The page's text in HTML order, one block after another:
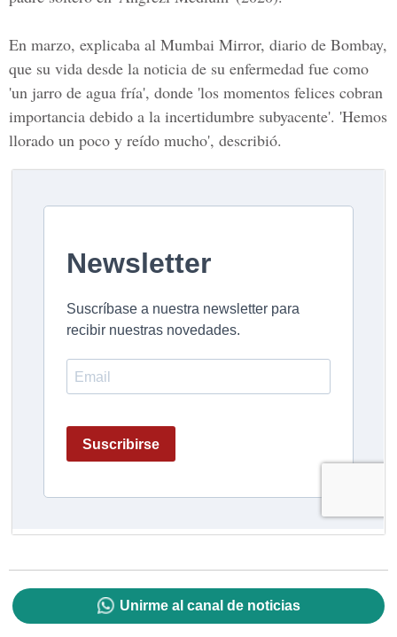
En marzo, explicaba al Mumbai Mirror, diario de Bombay,
que su vida desde la noticia de su enfermedad fue como
'un jarro de agua fría', donde 'los momentos felices cobran
importancia debido a la incertidumbre subyacente'. 'Hemos
llorado un poco y reído mucho', describió.
Unirme al canal de noticias